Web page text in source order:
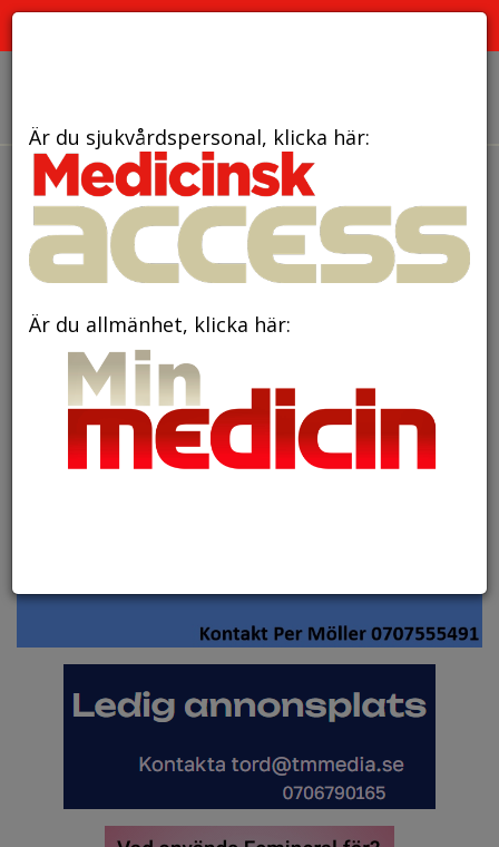
Annonser
Är du sjukvårdspersonal, klicka här:
Är du allmänhet, klicka här: